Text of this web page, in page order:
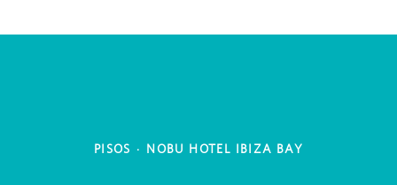
PISOS · NOBU HOTEL IBIZA BAY